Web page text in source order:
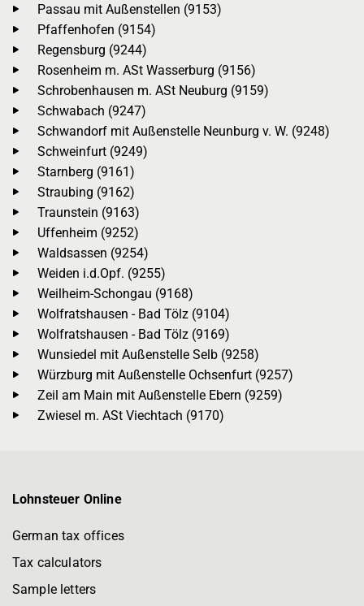
Passau mit Außenstellen (9153)
Pfaffenhofen (9154)
Regensburg (9244)
Rosenheim m. ASt Wasserburg (9156)
Schrobenhausen m. ASt Neuburg (9159)
Schwabach (9247)
Schwandorf mit Außenstelle Neunburg v. W. (9248)
Schweinfurt (9249)
Starnberg (9161)
Straubing (9162)
Traunstein (9163)
Uffenheim (9252)
Waldsassen (9254)
Weiden i.d.Opf. (9255)
Weilheim-Schongau (9168)
Wolfratshausen - Bad Tölz (9104)
Wolfratshausen - Bad Tölz (9169)
Wunsiedel mit Außenstelle Selb (9258)
Würzburg mit Außenstelle Ochsenfurt (9257)
Zeil am Main mit Außenstelle Ebern (9259)
Zwiesel m. ASt Viechtach (9170)
Lohnsteuer Online
German tax offices
Tax calculators
Sample letters